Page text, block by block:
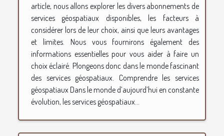
article, nous allons explorer les divers abonnements de
services géospatiaux disponibles, les facteurs à
considérer lors de leur choix, ainsi que leurs avantages
et limites. Nous vous fournirons également des
informations essentielles pour vous aider à faire un
choix éclairé. Plongeons donc dans le monde fascinant
des services géospatiaux. Comprendre les services
géospatiaux Dans le monde d’aujourd’hui en constante
évolution, les services géospatiaux...